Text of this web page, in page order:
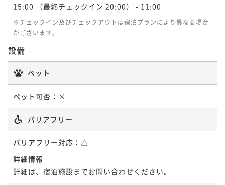
2名 ¥ 64,790 ~
こだわりの近江美食会席プラン「極ーKiwamiー」
二食付き 現地決済可 事前決済可
IN 15:00 - 19:30 OUT11:00
15:00 （最終チェックイン 20:00） - 11:00
※チェックイン及びチェックアウトは宿泊プランにより異なる場合
がございます。
設備
ペット
ペット可否： ×
バリアフリー
バリアフリー対応： △
詳細情報
詳細は、宿泊施設までお問い合わせください。